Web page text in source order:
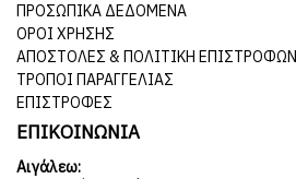
ΠΡΟΣΩΠΙΚΆ ΔΕΔΟΜΈΝΑ
ΌΡΟΙ ΧΡΉΣΗΣ
ΑΠΟΣΤΟΛΈΣ & ΠΟΛΙΤΙΚΉ ΕΠΙΣΤΡΟΦΏΝ
ΤΡΌΠΟΙ ΠΑΡΑΓΓΕΛΊΑΣ
ΕΠΙΣΤΡΟΦΈΣ
ΕΠΙΚΟΙΝΩΝΙΑ
Αιγάλεω: